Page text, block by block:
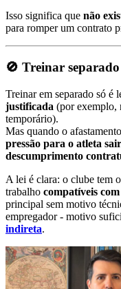
Isso significa que não
para romper um contrato
🚫 Treinar
Treinar em separado só é
justificada (por exemplo,
temporário).
Mas quando o
pressão para o atleta sair
descumprimento
A lei é clara: o clube tem
trabalho compatíveis
principal sem motivo
empregador - motivo
indireta.